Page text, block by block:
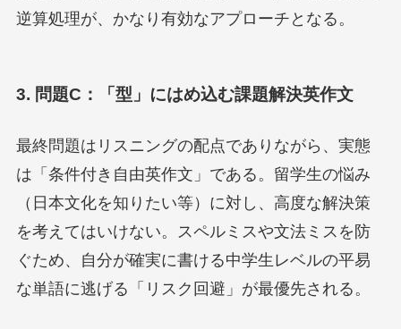
逆算処理が、かなり有効なアプローチとなる。
3. 問題C：「型」にはめ込む課題解決英作文
最終問題はリスニングの配点でありながら、実態
は「条件付き自由英作文」である。留学生の悩み
（日本文化を知りたい等）に対し、高度な解決策
を考えてはいけない。スペルミスや文法ミスを防
ぐため、自分が確実に書ける中学生レベルの平易
な単語に逃げる「リスク回避」が最優先される。